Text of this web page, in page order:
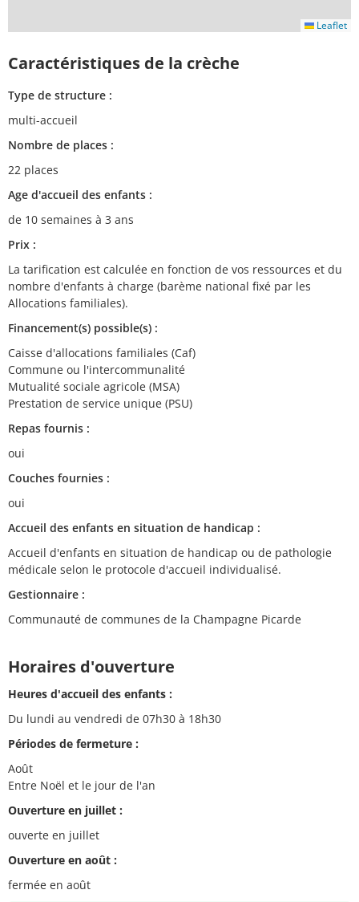
Leaflet
Caractéristiques de la crèche
Type de structure :
multi-accueil
Nombre de places :
22 places
Age d'accueil des enfants :
de 10 semaines à 3 ans
Prix :
La tarification est calculée en fonction de vos ressources et du
nombre d'enfants à charge (barème national fixé par les
Allocations familiales).
Financement(s) possible(s) :
Caisse d'allocations familiales (Caf)
Commune ou l'intercommunalité
Mutualité sociale agricole (MSA)
Prestation de service unique (PSU)
Repas fournis :
oui
Couches fournies :
oui
Accueil des enfants en situation de handicap :
Accueil d'enfants en situation de handicap ou de pathologie
médicale selon le protocole d'accueil individualisé.
Gestionnaire :
Communauté de communes de la Champagne Picarde
Horaires d'ouverture
Heures d'accueil des enfants :
Du lundi au vendredi de 07h30 à 18h30
Périodes de fermeture :
Août
Entre Noël et le jour de l'an
Ouverture en juillet :
ouverte en juillet
Ouverture en août :
fermée en août